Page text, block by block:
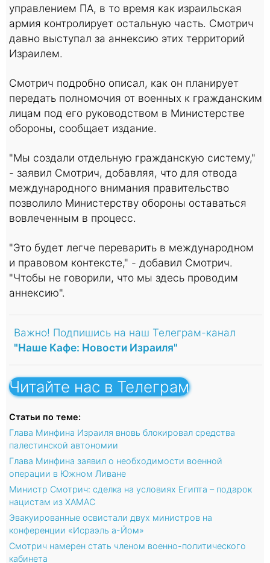
управлением ПА, в то время как израильская
армия контролирует остальную часть. Смотрич
давно выступал за аннексию этих территорий
Израилем.
Смотрич подробно описал, как он планирует
передать полномочия от военных к гражданским
лицам под его руководством в Министерстве
обороны, сообщает издание.
"Мы создали отдельную гражданскую систему,"
- заявил Смотрич, добавляя, что для отвода
международного внимания правительство
позволило Министерству обороны оставаться
вовлеченным в процесс.
"Это будет легче переварить в международном
и правовом контексте," - добавил Смотрич.
"Чтобы не говорили, что мы здесь проводим
аннексию".
Важно! Подпишись на наш Телеграм-канал
"Наше Кафе: Новости Израиля"
Читайте нас в Телеграм
Статьи по теме:
Глава Минфина Израиля вновь блокировал средства
палестинской автономии
Глава Минфина заявил о необходимости военной
операции в Южном Ливане
Министр Смотрич: сделка на условиях Египта – подарок
нацистам из ХАМАС
Эвакуированные освистали двух министров на
конференции «Исраэль а-Йом»
Смотрич намерен стать членом военно-политического
кабинета